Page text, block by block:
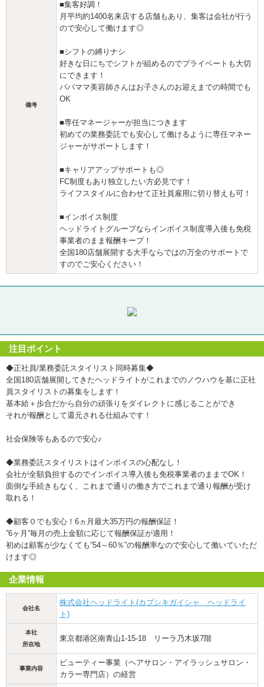
備考
■集客好調！
月平均約1400名来店する店舗もあり、集客は会社が行う
ので安心して働けます◎
■シフトの縛りナシ
好きな日にちでシフトが組めるのでプライベートも大切
にできます！
パパママ美容師さんはお子さんのお迎えまでの時間でも
OK
■専任マネージャーが担当につきます
初めての業務委託でも安心して働けるように専任マネー
ジャーがサポートします！
■キャリアアップサポートも◎
FC制度もあり独立したい方必見です！
ライフスタイルに合わせて正社員雇用に切り替えも可！
■インボイス制度
ヘッドライトグループならインボイス制度導入後も免税
事業者のまま報酬キープ！
全国180店舗展開する大手ならではの万全のサポートで
すのでご安心ください！
注目ポイント
◆正社員/業務委託スタイリスト同時募集◆
全国180店舗展開してきたヘッドライトがこれまでのノウハウを基に正社
員スタイリストの募集をします！
基本給＋歩合だから自分の頑張りをダイレクトに感じることができ
それが報酬として還元される仕組みです！
社会保険等もあるので安心♪
◆業務委託スタイリストはインボイスの心配なし！
会社が全額負担するのでインボイス導入後も免税事業者のままでOK！
面倒な手続きもなく、これまで通りの働き方でこれまで通り報酬が受け
取れる！
◆顧客０でも安心！6ヵ月最大35万円の報酬保証！
”6ヶ月”毎月の売上金額に応じて報酬保証が適用！
初めは顧客が少なくても”54～60％”の報酬率なので安心して働いていただ
けます◎
企業情報
会社名
株式会社ヘッドライト(カブシキガイシャ ヘッドライ
ト)
本社
所在地
東京都港区南青山1-15-18 リーラ乃木坂7階
事業内容
ビューティー事業（ヘアサロン・アイラッシュサロン・
カラー専門店）の経営